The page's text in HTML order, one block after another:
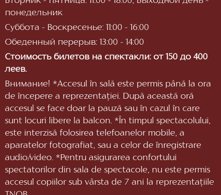
понедельник
Суббота - Воскресенье: 11:00 - 16:00
Обеденный перерыв: 13:00 - 14:00
Стоимость билетов на спектакли: от 150 до 400
леев.
Внимание! *Accesul în sală este permis până la ora
de începere a reprezentaţiei. După această oră
accesul se face doar la pauză sau în cazul în care
sunt locuri libere la balcon. *În timpul spectacolului,
este interzisă folosirea telefoanelor mobile, a
aparatelor fotografiat, sau a celor de înregistrare
audio/video. *Pentru asigurarea confortului
spectatorilor din sala de spectacole, nu este permis
accesul copiilor sub vârsta de 7 ani la reprezentaţiile